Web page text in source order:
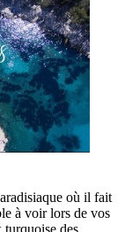
où il fait
à voir lors de vos
turquoise des